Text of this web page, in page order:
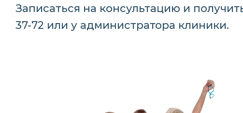
Записаться на консультацию и
37-72 или у администратора клиники.